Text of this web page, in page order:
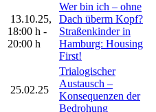
13.10.25,
18:00 h -
20:00 h
Wer bin ich – ohne
Dach überm Kopf?
Straßenkinder in
Hamburg: Housing
First!
25.02.25
Trialogischer
Austausch –
Konsequenzen der
Bedrohung